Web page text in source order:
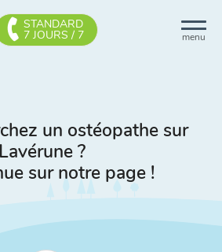
menu
STANDARD
7 JOURS / 7
un ostéopathe sur
Lavérune ?
sur notre page !